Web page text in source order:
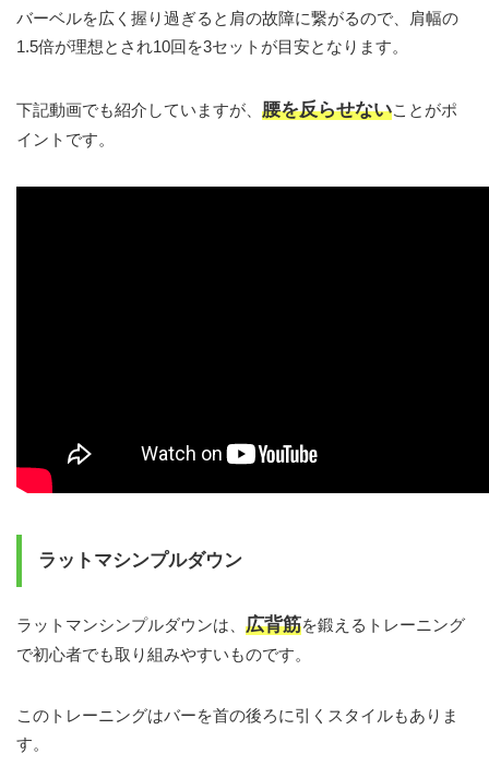
バーベルを広く握り過ぎると肩の故障に繋がるので、肩幅の
1.5倍が理想とされ10回を3セットが目安となります。
下記動画でも紹介していますが、 腰を反らせないことがポ
イントです。
ラットマシンプルダウン
ラットマンシンプルダウンは、 広背筋を鍛えるトレーニング
で初心者でも取り組みやすいものです。
このトレーニングはバーを首の後ろに引くスタイルもありま
す。